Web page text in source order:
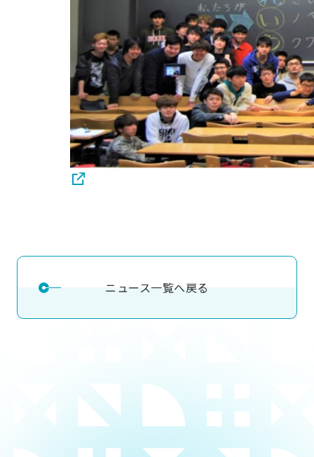
ニュース一覧へ戻る